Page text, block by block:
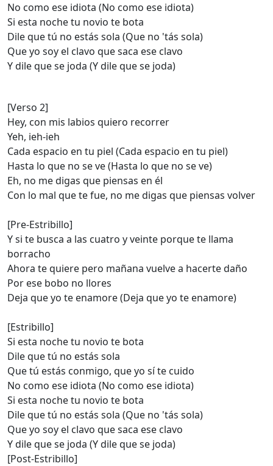
No como ese idiota (No como ese idiota)
Si esta noche tu novio te bota
Dile que tú no estás sola (Que no 'tás sola)
Que yo soy el clavo que saca ese clavo
Y dile que se joda (Y dile que se joda)
[Verso 2]
Hey, con mis labios quiero recorrer
Yeh, ieh-ieh
Cada espacio en tu piel (Cada espacio en tu piel)
Hasta lo que no se ve (Hasta lo que no se ve)
Eh, no me digas que piensas en él
Con lo mal que te fue, no me digas que piensas volver
[Pre-Estribillo]
Y si te busca a las cuatro y veinte porque te llama
borracho
Ahora te quiere pero mañana vuelve a hacerte daño
Por ese bobo no llores
Deja que yo te enamore (Deja que yo te enamore)
[Estribillo]
Si esta noche tu novio te bota
Dile que tú no estás sola
Que tú estás conmigo, que yo sí te cuido
No como ese idiota (No como ese idiota)
Si esta noche tu novio te bota
Dile que tú no estás sola (Que no 'tás sola)
Que yo soy el clavo que saca ese clavo
Y dile que se joda (Y dile que se joda)
[Post-Estribillo]